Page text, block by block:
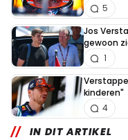
5
Jos
gewoon
1
kinderen"
4
IN DIT ARTIKEL